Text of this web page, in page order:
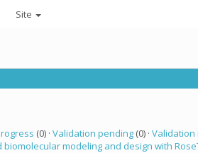
Site
(0) · Validation pending(0) · Validation
modeling and design with